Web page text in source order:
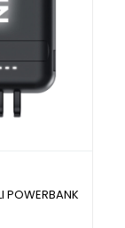
POWERBANK